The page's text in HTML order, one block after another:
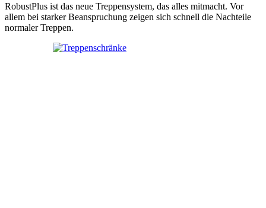
RobustPlus ist das neue Treppensystem, das alles mitmacht. Vor
allem bei starker Beanspruchung zeigen sich schnell die Nachteile
normaler Treppen.